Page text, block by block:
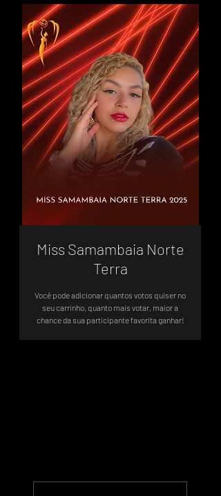
Miss Samambaia Norte
Terra
Você pode adicionar quantos votos quiser no
seu carrinho, quanto mais votar, maior a
chance da sua participante favorita ganhar!